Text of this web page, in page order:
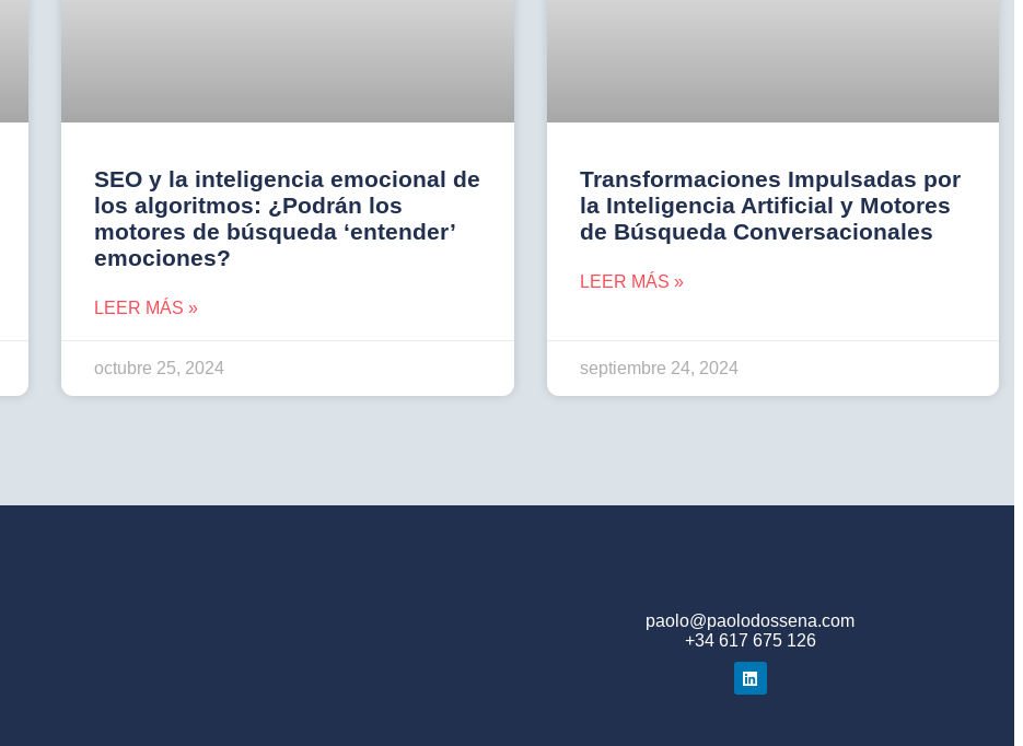
SEO y la inteligencia emocional de
los algoritmos: ¿Podrán los
motores de búsqueda ‘entender’
emociones?
LEER MÁS »
octubre 25, 2024
Transformaciones Impulsadas por
la Inteligencia Artificial y Motores
de Búsqueda Conversacionales
LEER MÁS »
septiembre 24, 2024
paolo@paolodossena.com
+34 617 675 126